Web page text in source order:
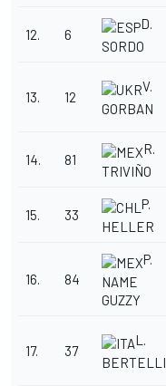
12. 6
D.
SORDO
13. 12
V.
GORBAN
14. 81
R.
TRIVIÑO
15. 33
P.
HELLER
16. 84
P.
NAME
GUZZY
17. 37
L.
BERTELLI